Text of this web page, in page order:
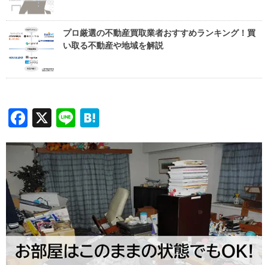
プロ厳選の不動産買取業者おすすめランキング！買
い取る不動産や地域を解説
Facebook
X Line